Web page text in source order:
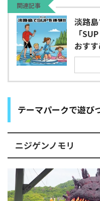
関連記事
淡路
「
おす
テーマパークで遊び
ニジゲンノモリ